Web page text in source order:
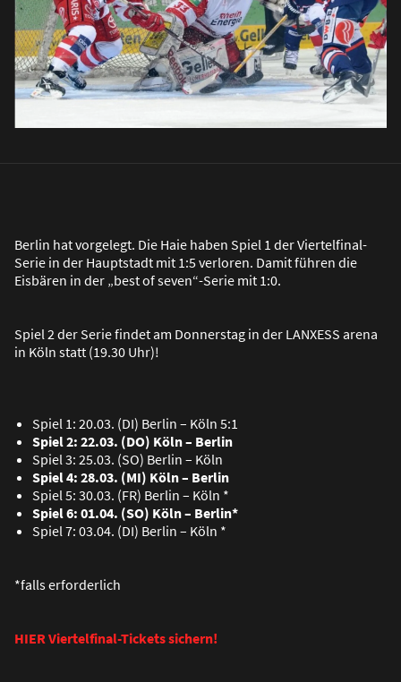
Berlin hat vorgelegt. Die Haie haben Spiel 1 der Viertelfinal-
Serie in der Hauptstadt mit 1:5 verloren. Damit führen die
Eisbären in der „best of seven“-Serie mit 1:0.
Spiel 2 der Serie findet am Donnerstag in der LANXESS arena
in Köln statt (19.30 Uhr)!
Spiel 1: 20.03. (DI) Berlin – Köln 5:1
Spiel 2: 22.03. (DO) Köln – Berlin
Spiel 3: 25.03. (SO) Berlin – Köln
Spiel 4: 28.03. (MI) Köln – Berlin
Spiel 5: 30.03. (FR) Berlin – Köln *
Spiel 6: 01.04. (SO) Köln – Berlin*
Spiel 7: 03.04. (DI) Berlin – Köln *
*falls erforderlich
HIER Viertelfinal-Tickets sichern!